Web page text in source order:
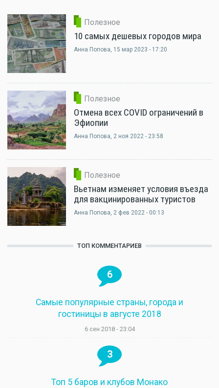
Полезное
10 самых дешевых городов мира
Анна Попова, 15 мар 2023 - 17:20
Полезное
Отмена всех COVID ограничений в
Эфиопии
Анна Попова, 2 ноя 2022 - 23:58
Полезное
Вьетнам изменяет условия въезда
для вакцинированных туристов
Анна Попова, 2 фев 2022 - 00:13
ТОП КОММЕНТАРИЕВ
6
Самые популярные страны, города и
гостиницы в августе 2018
6 сен 2018 - 23:04
3
Топ 5 баров и клубов Монако